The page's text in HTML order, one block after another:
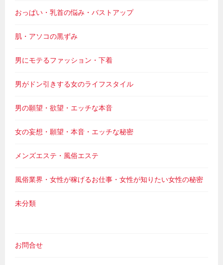
おっぱい・乳首の悩み・バストアップ
肌・アソコの黒ずみ
男にモテるファッション・下着
男がドン引きする女のライフスタイル
男の願望・欲望・エッチな本音
女の妄想・願望・本音・エッチな秘密
メンズエステ・風俗エステ
風俗業界・女性が稼げるお仕事・女性が知りたい女性の秘密
未分類
お問合せ